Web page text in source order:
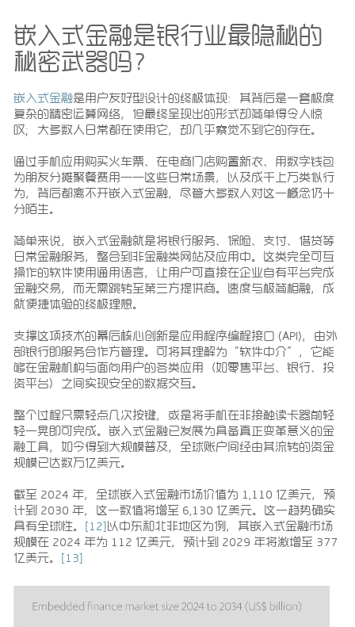
嵌入式金融是银行业最隐秘的
秘密武器吗？
嵌入式金融是用户友好型设计的终极体现：其背后是一套极度
复杂的精密运算网络，但最终呈现出的形式却简单得令人惊
叹；大多数人日常都在使用它，却几乎察觉不到它的存在。
通过手机应用购买火车票、在电商门店购置新衣、用数字钱包
为朋友分摊聚餐费用——这些日常场景，以及成千上万类似行
为，背后都离不开嵌入式金融，尽管大多数人对这一概念仍十
分陌生。
简单来说，嵌入式金融就是将银行服务、保险、支付、借贷等
日常金融服务，整合到非金融类网站及应用中。这类完全可互
操作的软件使用通用语言，让用户可直接在企业自有平台完成
金融交易，而无需跳转至第三方提供商。速度与极简相融，成
就便捷体验的终极理想。
支撑这项技术的幕后核心创新是应用程序编程接口 (API)，由外
部银行即服务合作方管理。可将其理解为“软件中介”，它能
够在金融机构与面向用户的各类应用（如零售平台、银行、投
资平台）之间实现安全的数据交互。
整个过程只需轻点几次按键，或是将手机在非接触读卡器前轻
轻一晃即可完成。嵌入式金融已发展为具备真正变革意义的金
融工具，如今得到大规模普及，全球账户间经由其流转的资金
规模已达数万亿美元。
截至 2024 年，全球嵌入式金融市场价值为 1,110 亿美元，预
计到 2030 年，这一数值将增至 6,130 亿美元。这一趋势确实
具有全球性。 [12]以中东和北非地区为例，其嵌入式金融市场
规模在 2024 年为 112 亿美元，预计到 2029 年将激增至 377
亿美元。 [13]